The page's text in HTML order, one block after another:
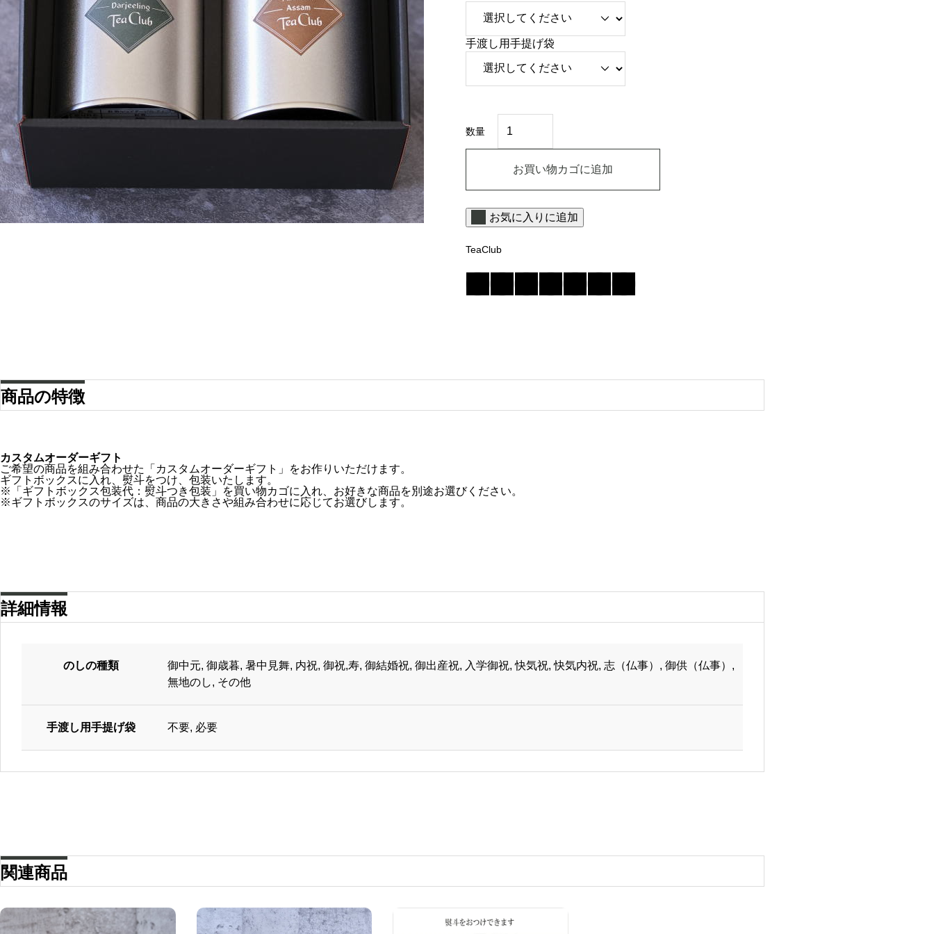
手渡し用手提げ袋
数量
ギ
フ
ボ
装
代
：
斗
き
装
お買い物カゴに追加
お気に入りに追加
TeaClub
商品の特徴
カスタムオーダーギフト
ご希望の商品を組み合わせた「カスタムオーダーギフト」をお作りいただけます。
ギフトボックスに入れ、熨斗をつけ、包装いたします。
※「ギフトボックス包装代：熨斗つき包装」を買い物カゴに入れ、お好きな商品を別途お選びください。
※ギフトボックスのサイズは、商品の大きさや組み合わせに応じてお選びします。
詳細情報
のしの種類
御中元, 御歳暮, 暑中見舞, 内祝, 御祝,寿, 御結婚祝, 御出産祝, 入学御祝, 快気祝, 快気内祝, 志（仏事）, 御供（仏事）,
無地のし, その他
手渡し用手提げ袋 不要, 必要
関連商品